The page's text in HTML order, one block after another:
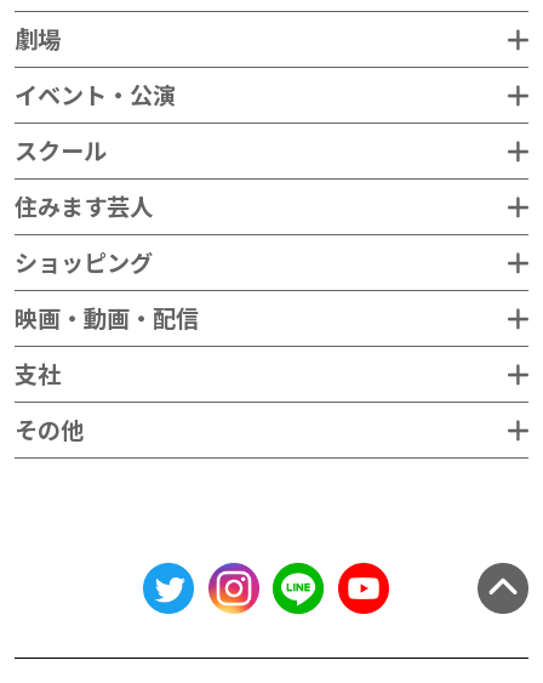
劇場
イベント・公演
スクール
住みます芸人
ショッピング
映画・動画・配信
支社
その他